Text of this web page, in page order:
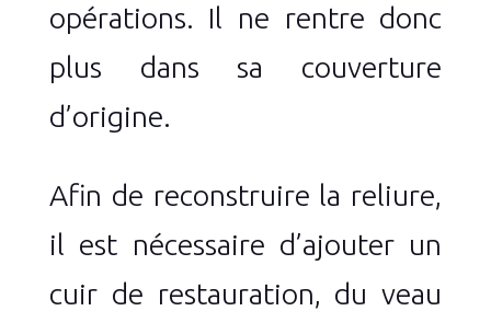
opérations. Il ne rentre donc
plus dans sa couverture
d’origine.
Afin de reconstruire la reliure,
il est nécessaire d’ajouter un
cuir de restauration, du veau